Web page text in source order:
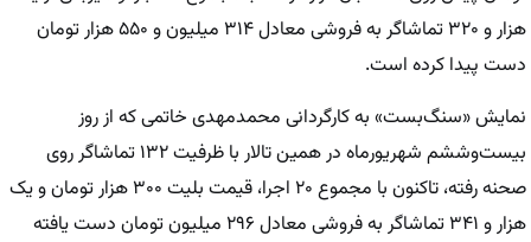
هزار و ۳۲۰ تماشاگر به فروشی معادل ۳۱۴ میلیون و ۵۵۰ هزار تومان
دست پیدا کرده است.
نمایش «سنگ‌بست» به کارگردانی محمدمهدی خاتمی که از روز
بیست‌وششم شهریورماه در همین تالار با ظرفیت ۱۳۲ تماشاگر روی
صحنه رفته، تاکنون با مجموع ۲۰ اجرا، قیمت بلیت ۳۰۰ هزار تومان و یک
هزار و ۳۴۱ تماشاگر به فروشی معادل ۲۹۶ میلیون تومان دست یافته